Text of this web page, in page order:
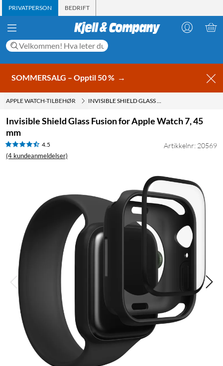
PRIVATPERSON BEDRIFT
SOMMERSALG – Opptil 50 % →
APPLE WATCH-TILBEHØR INVISIBLE SHIELD GLASS FUSION FOR APPLE WATCH 7, 45 MM
Invisible Shield Glass Fusion for Apple Watch 7, 45
mm
4.5
(4 kundeanmeldelser)
Artikkelnr: 20569